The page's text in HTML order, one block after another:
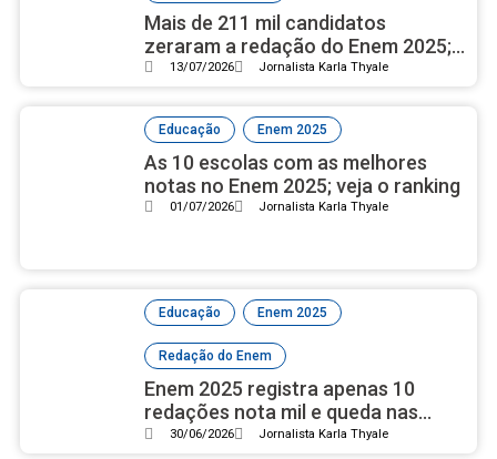
Mais de 211 mil candidatos
zeraram a redação do Enem 2025;
veja os principais motivos
13/07/2026 Jornalista Karla Thyale
Educação , Enem 2025
As 10 escolas com as melhores
notas no Enem 2025; veja o ranking
01/07/2026 Jornalista Karla Thyale
Educação , Enem 2025
Redação do Enem
Enem 2025 registra apenas 10
redações nota mil e queda nas
notas de excelência
30/06/2026 Jornalista Karla Thyale